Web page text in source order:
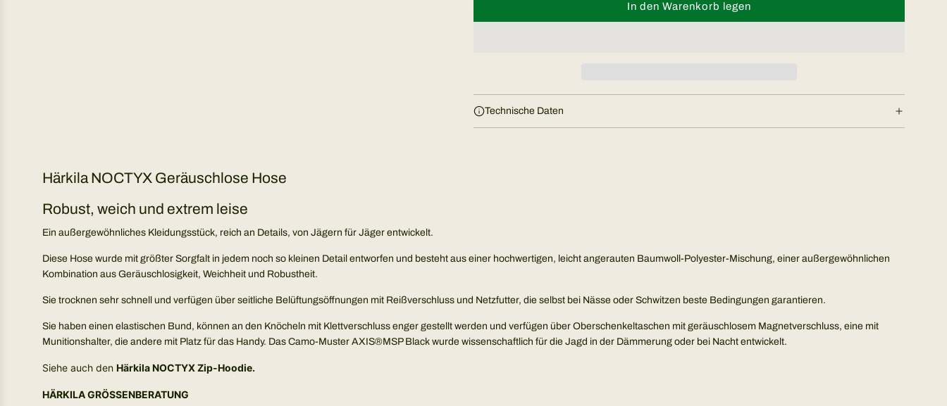
In den Warenkorb legen
.
Technische Daten
Härkila NOCTYX Geräuschlose Hose
Robust, weich und extrem leise
Ein außergewöhnliches Kleidungsstück, reich an Details, von Jägern für Jäger entwickelt.
Diese Hose wurde mit größter Sorgfalt in jedem noch so kleinen Detail entworfen und besteht aus einer hochwertigen, leicht angerauten Baumwoll-Polyester-Mischung, einer außergewöhnlichen
Kombination aus Geräuschlosigkeit, Weichheit und Robustheit.
Sie trocknen sehr schnell und verfügen über seitliche Belüftungsöffnungen mit Reißverschluss und Netzfutter, die selbst bei Nässe oder Schwitzen beste Bedingungen garantieren.
Sie haben einen elastischen Bund, können an den Knöcheln mit Klettverschluss enger gestellt werden und verfügen über Oberschenkeltaschen mit geräuschlosem Magnetverschluss, eine mit
Munitionshalter, die andere mit Platz für das Handy. Das Camo-Muster AXIS®MSP Black wurde wissenschaftlich für die Jagd in der Dämmerung oder bei Nacht entwickelt.
Siehe auch den Härkila NOCTYX Zip-Hoodie.
HÄRKILA GRÖSSENBERATUNG